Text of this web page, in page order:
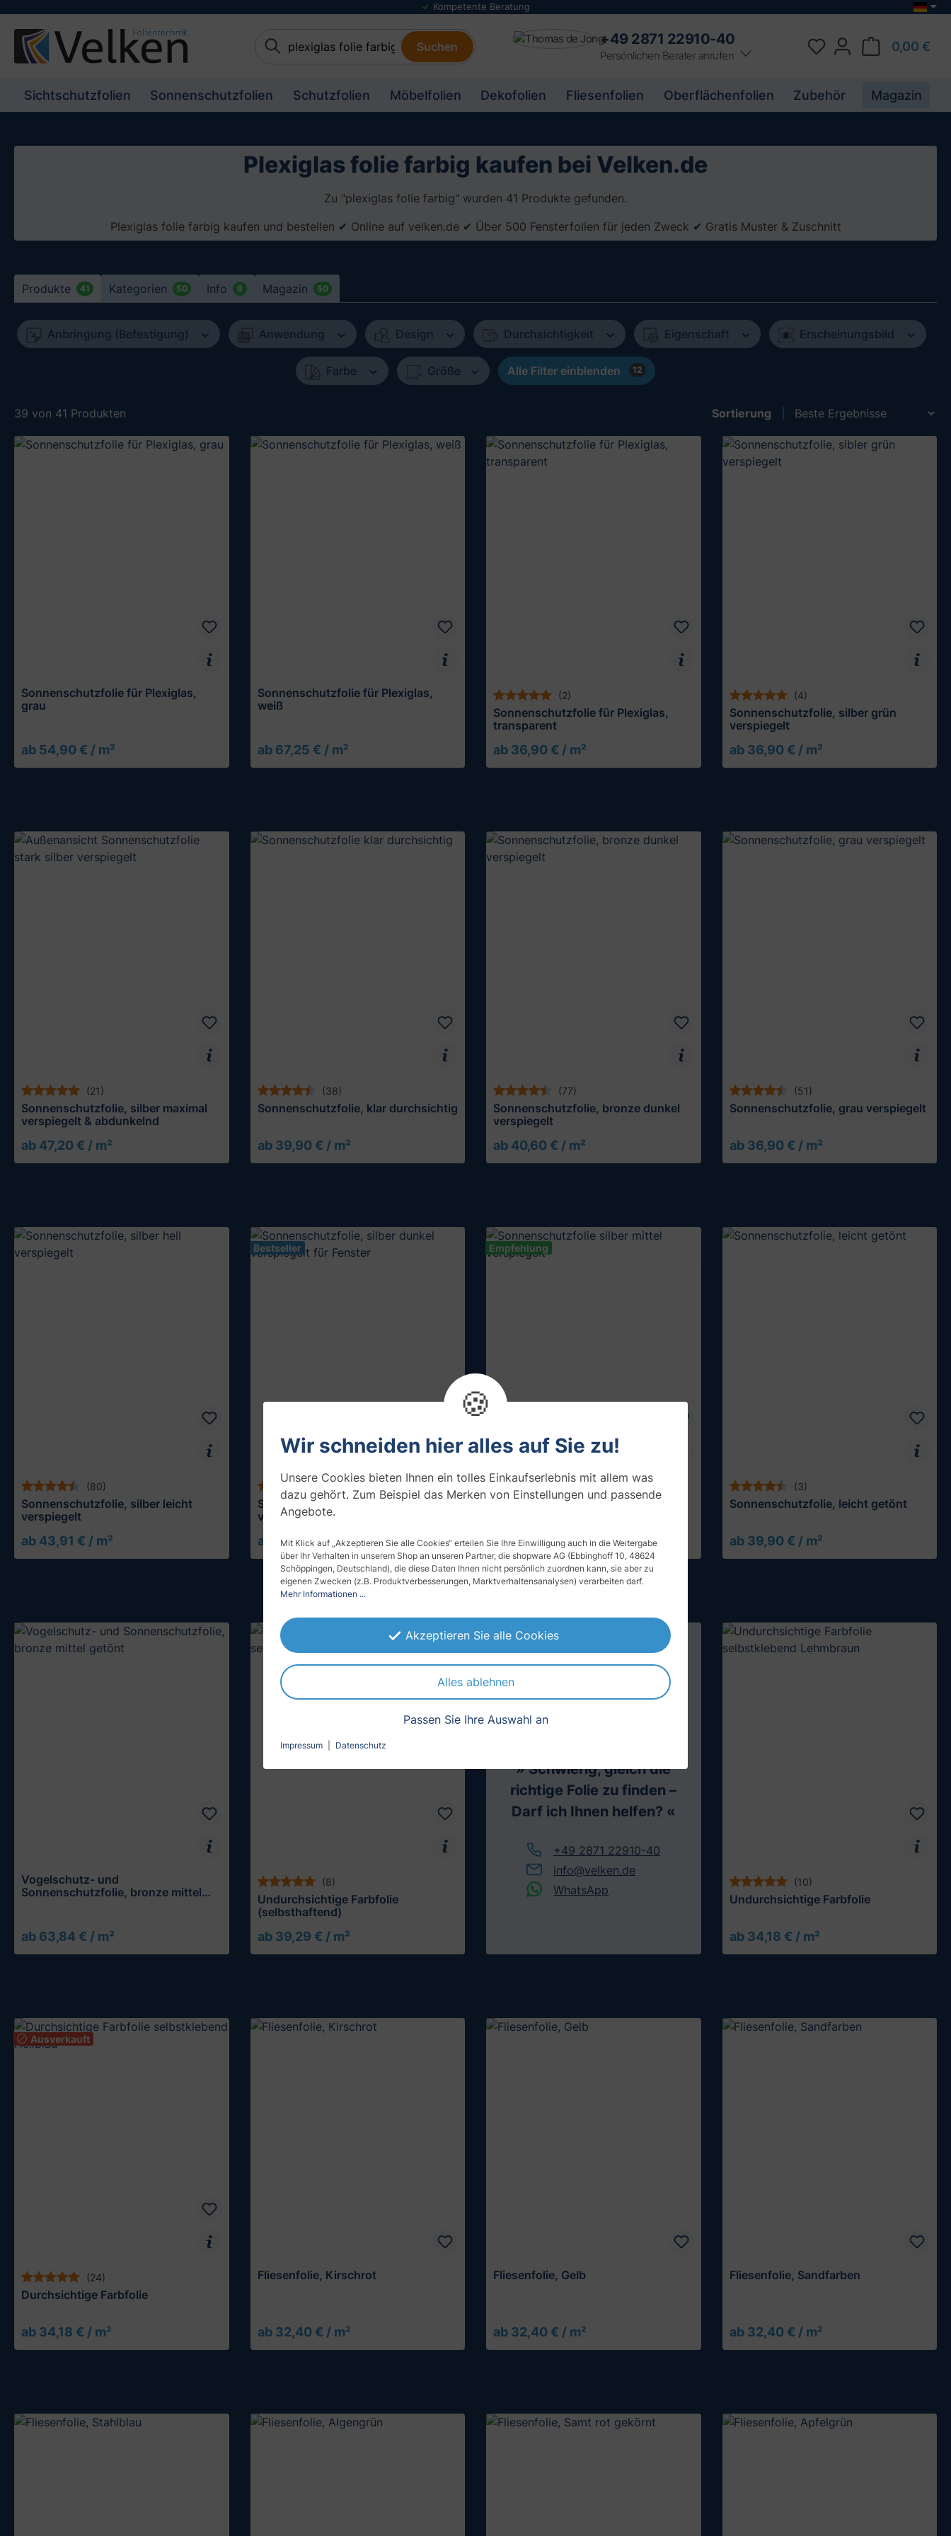
springen Zur Hauptnavigation springen
Folienmuster Service
Suchen +49 2871 22910-40
Persönlichen Berater anrufen
0,00 €
Sichtschutzfolien Sonnenschutzfolien Schutzfolien Möbelfolien Dekofolien Fliesenfolien Oberflächenfolien Zubehör Magazin
Plexiglas folie farbig kaufen bei Velken.de
Zu "plexiglas folie farbig" wurden 41 Produkte gefunden.
Plexiglas folie farbig kaufen und bestellen ✔ Online auf velken.de ✔ Über 500 Fensterfolien für jeden Zweck ✔ Gratis Muster & Zuschnitt
Produkte 41 Kategorien 50 Info 8 Magazin 50
Anbringung (Befestigung) Anwendung Design Durchsichtigkeit Eigenschaft Erscheinungsbild
Farbe Größe Alle Filter einblenden 12
39 von 41 Produkten Sortierung
Sonnenschutzfolie für Plexiglas,
grau
ab 54,90 € / m²Muster testen
Sonnenschutzfolie für Plexiglas,
weiß
ab 67,25 € / m²Muster testen
(2)
Sonnenschutzfolie für Plexiglas,
transparent
ab 36,90 € / m²Muster testen
(4)
Sonnenschutzfolie, silber grün
verspiegelt
ab 36,90 € / m²Muster testen
(21)
Sonnenschutzfolie, silber maximal
verspiegelt & abdunkelnd
ab 47,20 € / m²Muster testen
(38)
Sonnenschutzfolie, klar durchsichtig
ab 39,90 € / m²Muster testen
(77)
Sonnenschutzfolie, bronze dunkel
verspiegelt
ab 40,60 € / m²
(51)
Sonnenschutzfolie, grau verspiegelt
ab 36,90 € / m²
(80)
Sonnenschutzfolie, silber leicht
verspiegelt
ab 43,91 € / m²
Bestseller
(615)
Sonnenschutzfolie, silber stark
verspiegelt
ab 43,91 € / m²
Empfehlung
(346)
Sonnenschutzfolie, silber mittel
ab 43,91 € / m²
(3)
Sonnenschutzfolie, leicht getönt
ab 39,90 € / m²Muster testen
Vogelschutz- und
Sonnenschutzfolie, bronze mittel
ab 63,84 € / m²
(8)
Undurchsichtige Farbfolie
(selbsthaftend)
ab 39,29 € / m²
Folienexperte
» Schwierig, gleich die
richtige Folie zu finden –
Darf ich Ihnen helfen? «
+49 2871 22910-40
info@velken.de
WhatsApp
(10)
Undurchsichtige Farbfolie
ab 34,18 € / m²
Ausverkauft
(24)
Durchsichtige Farbfolie
ab 34,18 € / m²
Fliesenfolie, Kirschrot
ab 32,40 € / m²Muster testen
Fliesenfolie, Gelb
ab 32,40 € / m²Muster testen
Fliesenfolie, Sandfarben
ab 32,40 € / m²Muster testen
🍪
Wir schneiden hier alles auf Sie zu!
Unsere Cookies bieten Ihnen ein tolles Einkaufserlebnis mit allem was
dazu gehört. Zum Beispiel das Merken von Einstellungen und passende
Angebote.
Mit Klick auf „Akzeptieren Sie alle Cookies“ erteilen Sie Ihre Einwilligung auch in die Weitergabe
über Ihr Verhalten in unserem Shop an unseren Partner, die shopware AG (Ebbinghoff 10, 48624
Schöppingen, Deutschland), die diese Daten Ihnen nicht persönlich zuordnen kann, sie aber zu
eigenen Zwecken (z.B. Produktverbesserungen, Marktverhaltensanalysen) verarbeiten darf.
Mehr Informationen ...
Akzeptieren Sie alle Cookies
Alles ablehnen
Passen Sie Ihre Auswahl an
Impressum Datenschutz